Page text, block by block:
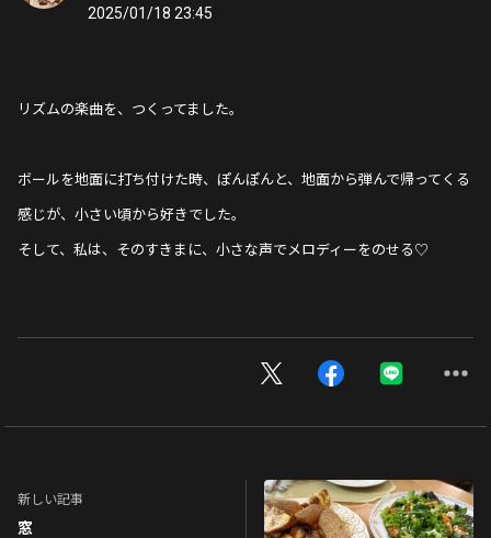
2025/01/18 23:45
リズムの楽曲を、つくってました。
ボールを地面に打ち付けた時、ぽんぽんと、地面から弾んで帰ってくる
感じが、小さい頃から好きでした。
そして、私は、そのすきまに、小さな声でメロディーをのせる♡
新しい記事
窓